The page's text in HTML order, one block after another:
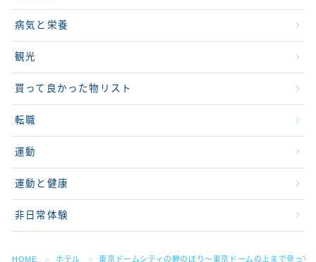
病気と栄養
観光
買って良かった物リスト
転職
運動
運動と健康
非日常体験
HOME ＞ ホテル ＞ 東京ドームシティの鯉のぼり〜東京ドームの上まで登っ